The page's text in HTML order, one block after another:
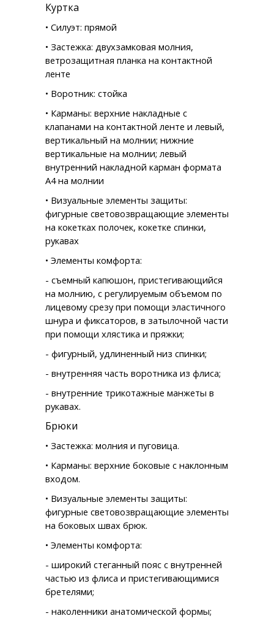
Куртка
• Силуэт: прямой
• Застежка: двухзамковая молния,
ветрозащитная планка на контактной
ленте
• Воротник: стойка
• Карманы: верхние накладные с
клапанами на контактной ленте и левый,
вертикальный на молнии; нижние
вертикальные на молнии; левый
внутренний накладной карман формата
А4 на молнии
• Визуальные элементы защиты:
фигурные световозвращающие элементы
на кокетках полочек, кокетке спинки,
рукавах
• Элементы комфорта:
- съемный капюшон, пристегивающийся
на молнию, с регулируемым объемом по
лицевому срезу при помощи эластичного
шнура и фиксаторов, в затылочной части
при помощи хлястика и пряжки;
- фигурный, удлиненный низ спинки;
- внутренняя часть воротника из флиса;
- внутренние трикотажные манжеты в
рукавах.
Брюки
• Застежка: молния и пуговица.
• Карманы: верхние боковые с наклонным
входом.
• Визуальные элементы защиты:
фигурные световозвращающие элементы
на боковых швах брюк.
• Элементы комфорта:
- широкий стеганный пояс с внутренней
частью из флиса и пристегивающимися
бретелями;
- наколенники анатомической формы;